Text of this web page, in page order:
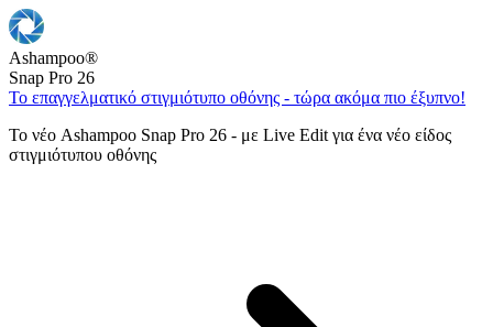
Ashampoo®
Snap Pro 26
Το επαγγελματικό στιγμιότυπο οθόνης - τώρα ακόμα πιο έξυπνο!
Το νέο Ashampoo Snap Pro 26 - με Live Edit για ένα νέο είδος
στιγμιότυπου οθόνης